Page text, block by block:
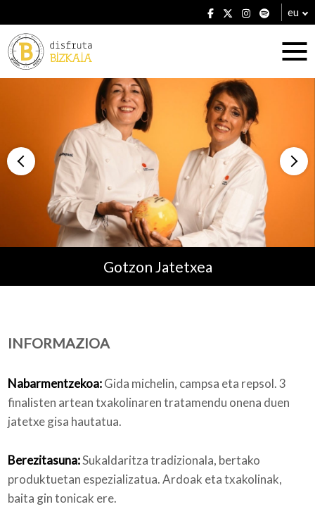
eu
Jatetxeak
Planak
Gotzon Jatetxea
INFORMAZIOA
Nabarmentzekoa:Gida michelin, campsa eta repsol. 3
finalisten artean txakolinaren tratamendu onena duen
jatetxe gisa hautatua.
Berezitasuna:Sukaldaritza tradizionala, bertako
produktuetan espezializatua. Ardoak eta txakolinak,
baita gin tonicak ere.